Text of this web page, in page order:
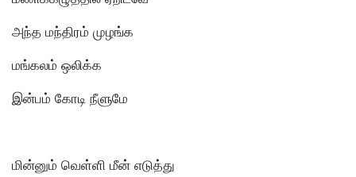
அந்த மந்திரம் முழங்க
மங்கலம் ஒலிக்க
இன்பம் கோடி நீளுமே
மின்னும் வெள்ளி மீன் எடுத்து